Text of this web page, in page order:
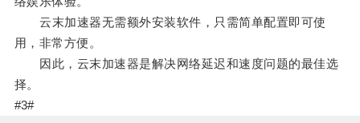
云末加速器无需额外安装软件，只需简单配置即可使
用，非常方便。
因此，云末加速器是解决网络延迟和速度问题的最佳选
择。
#3#